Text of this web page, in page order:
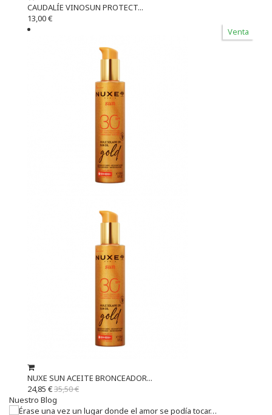
CAUDALÍE VINOSUN PROTECT...
13,00 €
Venta
NUXE SUN ACEITE BRONCEADOR...
24,85 €35,50 €
Nuestro Blog